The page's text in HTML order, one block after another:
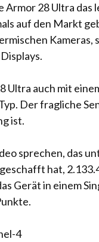
Armor 28 Ultra
auf den Markt
Kameras,
Ultra auch mit
Der fragliche
ist.
sprechen, das
hat,
Gerät in einem
4